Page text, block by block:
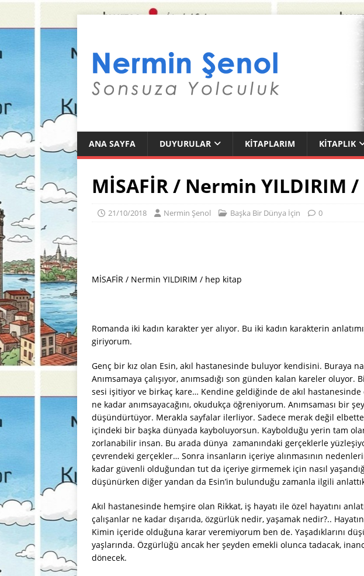
ANA SAYFA DUYURULAR KITAPLARIM KITAPLIK
MİSAFİR / Nermin YILDIRIM
21/10/2018 Nermin Şenol Başka Bir Dünya İçin 0
MİSAFİR / Nermin YILDIRIM / hep kitap
Romanda iki kadın karakter yer alıyor. Bu iki kadın karakterin
giriyorum.
Genç bir kız olan Esin, akıl hastanesinde buluyor kendisini. Buraya
Anımsamaya çalışıyor, anımsadığı son günden kalan kareler oluyor.
sesi işitiyor ve birkaç kare… Kendine geldiğinde de akıl
ne kadar anımsayacağını, okudukça öğreniyorum. Anımsaması bir
düşündürtüyor. Merakla sayfalar ilerliyor. Sadece merak değil
içindeki bir başka dünyada kayboluyorsun. Kaybolduğu yerin tam
zorlanabilir insan. Bu arada dünya zamanındaki gerçeklerle
çevrendeki gerçekler… Sonra insanların içeriye alınmasının
kadar güvenli olduğundan tut da içeriye girmemek için nasıl
düşünürken diğer yandan da Esin’in bulunduğu zamanla ilgili
Akıl hastanesinde hemşire olan Rikkat, iş hayatı ile özel hayatını
çalışanlar ne kadar dışarıda, özgürlük nedir, yaşamak nedir?..
Kimin içeride olduğuna karar veremiyorum ben de. Yaşadıklarını
yaşlarında. Özgürlüğü ancak her şeyden emekli olunca tadacak,
dönecek.